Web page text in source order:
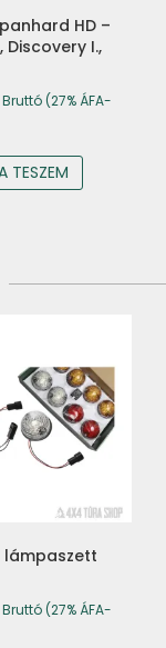
HD –
Discovery I.,
Bruttó (27% ÁFA-
TESZEM
lámpaszett
Bruttó (27% ÁFA-